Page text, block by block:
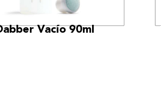
VER MÁS
Vacío 90ml